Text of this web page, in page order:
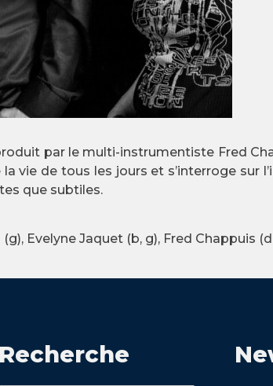
par le multi-instrumentiste Fred
vie de tous les jours et s’interroge sur
que subtiles.
Evelyne Jaquet (b, g), Fred Chappuis
Recherche